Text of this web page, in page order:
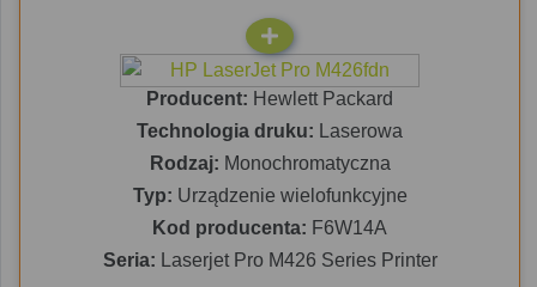
Producent: Hewlett Packard
Technologia druku: Laserowa
Rodzaj: Monochromatyczna
Typ: Urządzenie wielofunkcyjne
Kod producenta: F6W14A
Seria: Laserjet Pro M426 Series Printer